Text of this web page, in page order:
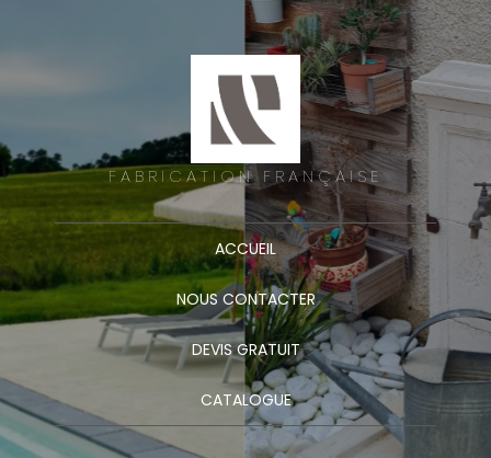
FABRICATION FRANÇAISE
ACCUEIL
NOUS CONTACTER
DEVIS GRATUIT
CATALOGUE